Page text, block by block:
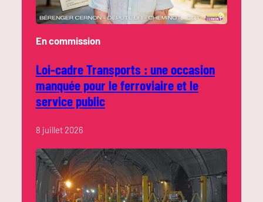
En commission
Loi-cadre Transports : une occasion
manquée pour le ferroviaire et le
service public
8 juillet 2026